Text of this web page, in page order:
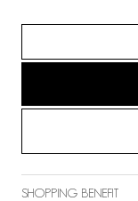
SHOPPING BENEFIT